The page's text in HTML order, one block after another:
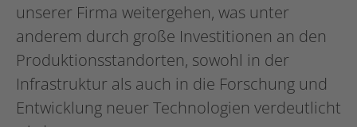
unserer Firma weitergehen, was unter
anderem durch große Investitionen an den
Produktionsstandorten, sowohl in der
Infrastruktur als auch in die Forschung und
Entwicklung neuer Technologien verdeutlicht